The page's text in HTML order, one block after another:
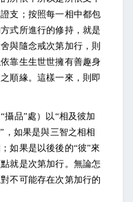
支；按照每一相中都包
式所進行的修持，就是
與隨念戒次第加行，則
靠生生世世擁有善趣身
順緣。這樣一來，則即
攝品”處）以“相及彼加
，如果是與三智之相相
如果是以後後的“彼”來
就是次第加行。無論怎
不可能存在次第加行的